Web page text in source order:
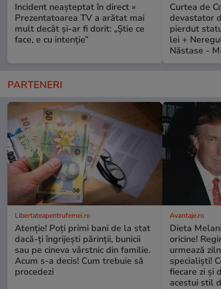
Incident neașteptat în direct »
Prezentatoarea TV a arătat mai
mult decât și-ar fi dorit: „Știe ce
face, e cu intenție”
Curtea de
devastator
pierdut
lei +
Năstase -
PARTENERI
Libertateapentrufemei.ro
Atenție! Poți primi bani de la stat
dacă-ți îngrijești părinții, bunicii
sau pe cineva vârstnic din familie.
Acum s-a decis! Cum trebuie să
procedezi
Avantaje.ro
Dieta
oricine!
urmează
specialiști!
fiecare zi și
acestui stil